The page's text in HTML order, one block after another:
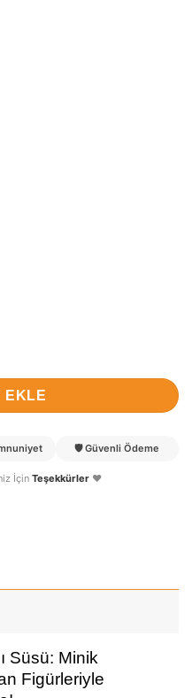
EKLE
🛡️ Güvenli Ödeme
İçin Teşekkürler❤️
Süsü: Minik
Figürleriyle